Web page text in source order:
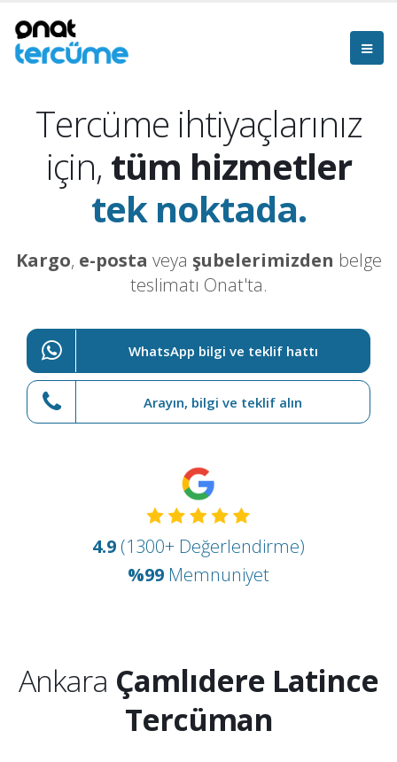
Tercüme ihtiyaçlarınız
için, tüm hizmetler
tek noktada.
Kargo, e-posta veya şubelerimizden belge
teslimatı Onat'ta.
WhatsApp bilgi ve teklif hattı
Arayın, bilgi ve teklif alın
4.9 (1300+ Değerlendirme)
%99 Memnuniyet
Ankara Çamlıdere Latince
Tercüman